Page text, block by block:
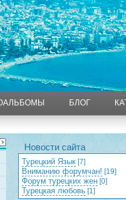
БЛОГ
Новости сайта
Турецкий Язык [7]
Вниманию форумчан! [19]
Форум турецких жен [0]
Турецкая любовь [1]